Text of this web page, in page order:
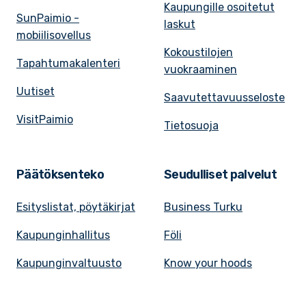
SunPaimio -
mobiilisovellus
Tapahtumakalenteri
Uutiset
VisitPaimio
Kaupungille osoitetut
laskut
Kokoustilojen
vuokraaminen
Saavutettavuusseloste
Tietosuoja
Päätöksenteko
Esityslistat, pöytäkirjat
Kaupunginhallitus
Kaupunginvaltuusto
Seudulliset palvelut
Business Turku
Föli
Know your hoods